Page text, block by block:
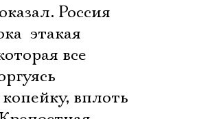
Россия
 этакая
все
вплоть